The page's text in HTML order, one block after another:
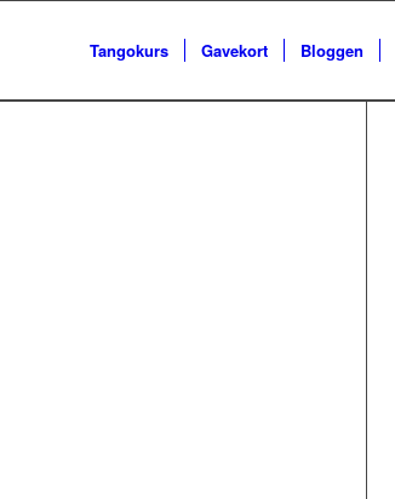
Tangokurs Gavekort Bloggen